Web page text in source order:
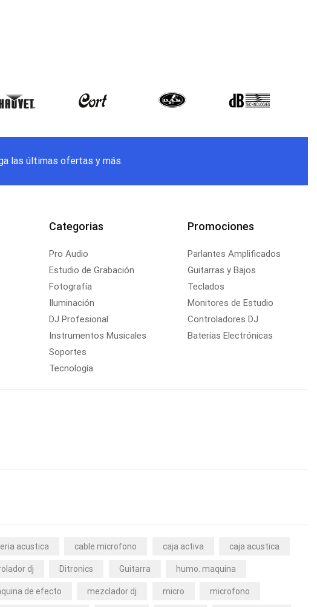
las últimas ofertas y más.
Categorias
Pro Audio
Estudio de Grabación
Fotografía
Iluminación
DJ Profesional
Instrumentos Musicales
Soportes
Tecnología
Promociones
Parlantes Amplificados
Guitarras y Bajos
Teclados
Monitores de Estudio
Controladores DJ
Baterías Electrónicas
acustica cable microfono caja activa caja acustica
dj Ditronics Guitarra humo. maquina
de efecto mezclador dj micro microfono